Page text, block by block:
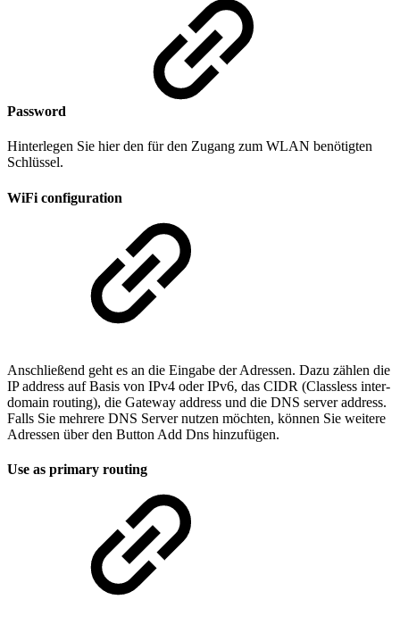
Password
Hinterlegen Sie hier den für den Zugang zum WLAN benötigten
Schlüssel.
WiFi configuration
Anschließend geht es an die Eingabe der Adressen. Dazu zählen die
IP address auf Basis von IPv4 oder IPv6, das CIDR (Classless inter-
domain routing), die Gateway address und die DNS server address.
Falls Sie mehrere DNS Server nutzen möchten, können Sie weitere
Adressen über den Button Add Dns hinzufügen.
Use as primary routing